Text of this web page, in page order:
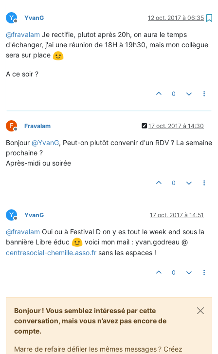
Y
Hors-ligne
YvanG 12 oct. 2017 à 06:35
@fravalam Je rectifie, plutot après 20h, on aura le temps
d'échanger, j'ai une réunion de 18H à 19h30, mais mon collègue
sera sur place
A ce soir ?
0
F
Hors-ligne
Fravalam 17 oct. 2017 à 14:30
Bonjour @YvanG, Peut-on plutôt convenir d'un RDV ? La semaine
prochaine ?
Après-midi ou soirée
0
Y
Hors-ligne
YvanG 17 oct. 2017 à 14:51
@fravalam Oui ou à Festival D on y es tout le week end sous la
bannière Libre éduc
voici mon mail : yvan.godreau @
centresocial-chemille.asso.fr sans les espaces !
0
Bonjour ! Vous semblez intéressé par cette
conversation, mais vous n’avez pas encore de
compte.
Marre de refaire défiler les mêmes messages ? Créez